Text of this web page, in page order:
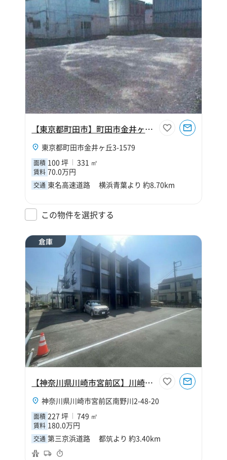
【東京都町田市】町田市金井ヶ丘3丁目100坪事務所
東京都町田市金井ヶ丘3-1579
面積 100 坪 331 ㎡
賃料 70.0万円
交通 東名高速道路 横浜青葉より 約8.70km
この物件を選択する
倉庫
【神奈川県川崎市宮前区】川崎市宮前区南野川227坪倉庫
神奈川県川崎市宮前区南野川2-48-20
面積 227 坪 749 ㎡
賃料 180.0万円
交通 第三京浜道路 都筑より 約3.40km